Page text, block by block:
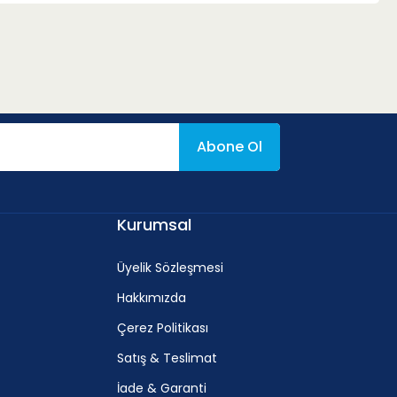
Abone Ol
Kurumsal
Üyelik Sözleşmesi
Hakkımızda
Çerez Politikası
Satış & Teslimat
İade & Garanti